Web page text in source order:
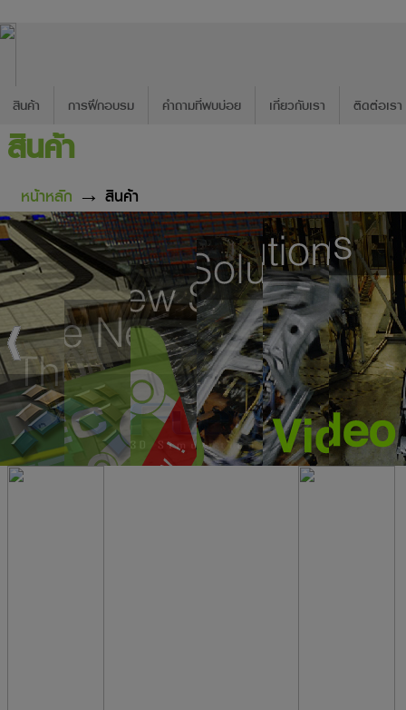
สินค้า การฝึกอบรม คำถามที่พบบ่อย เกี่ยวกับเรา ติดต่อเรา
สินค้า
หน้าหลัก → สินค้า